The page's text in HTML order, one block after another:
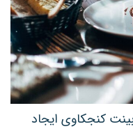
کنجکاوی ایجاد